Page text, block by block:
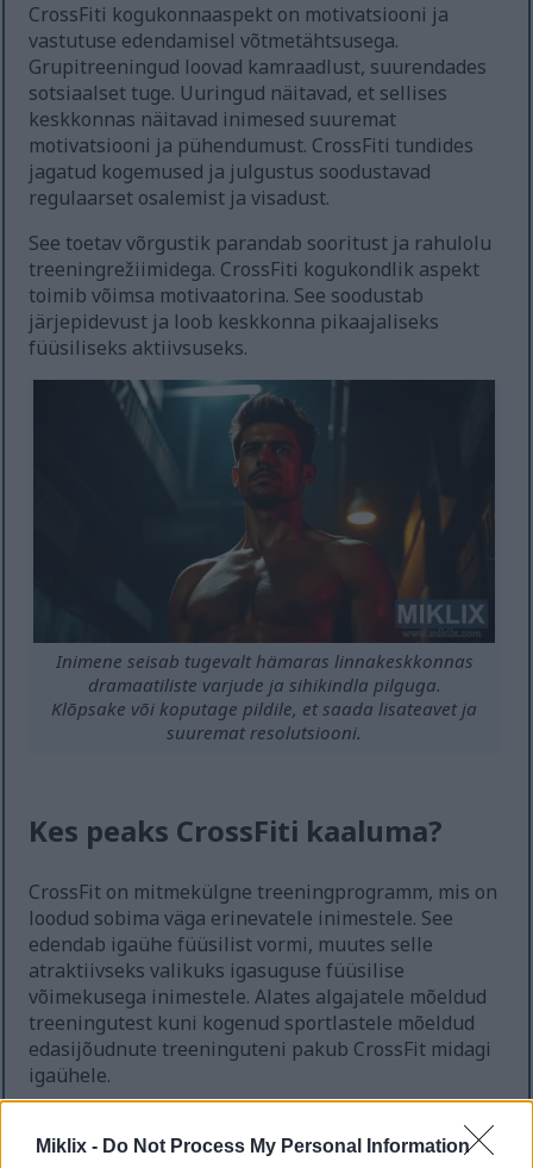
Miklix - Do Not Process My Personal Information
CrossFiti kogukonnaaspekt on motivatsiooni ja
vastutuse edendamisel võtmetähtsusega.
Grupitreeningud loovad kamraadlust, suurendades
sotsiaalset tuge. Uuringud näitavad, et sellises
keskkonnas näitavad inimesed suuremat
motivatsiooni ja pühendumust. CrossFiti tundides
jagatud kogemused ja julgustus soodustavad
regulaarset osalemist ja visadust.
See toetav võrgustik parandab sooritust ja rahulolu
treeningrežiimidega. CrossFiti kogukondlik aspekt
toimib võimsa motivaatorina. See soodustab
järjepidevust ja loob keskkonna pikaajaliseks
füüsiliseks aktiivsuseks.
Inimene seisab tugevalt hämaras linnakeskkonnas
dramaatiliste varjude ja sihikindla pilguga.
Klõpsake või koputage pildile, et saada lisateavet ja
suuremat resolutsiooni.
Kes peaks CrossFiti kaaluma?
CrossFit on mitmekülgne treeningprogramm, mis on
loodud sobima väga erinevatele inimestele. See
edendab igaühe füüsilist vormi, muutes selle
atraktiivseks valikuks igasuguse füüsilise
võimekusega inimestele. Alates algajatele mõeldud
treeningutest kuni kogenud sportlastele mõeldud
edasijõudnute treeninguteni pakub CrossFit midagi
igaühele.
Selle dünaamilise treeningvormiga saavad tegeleda
igas vanuses ja igasuguse treenitustasuga